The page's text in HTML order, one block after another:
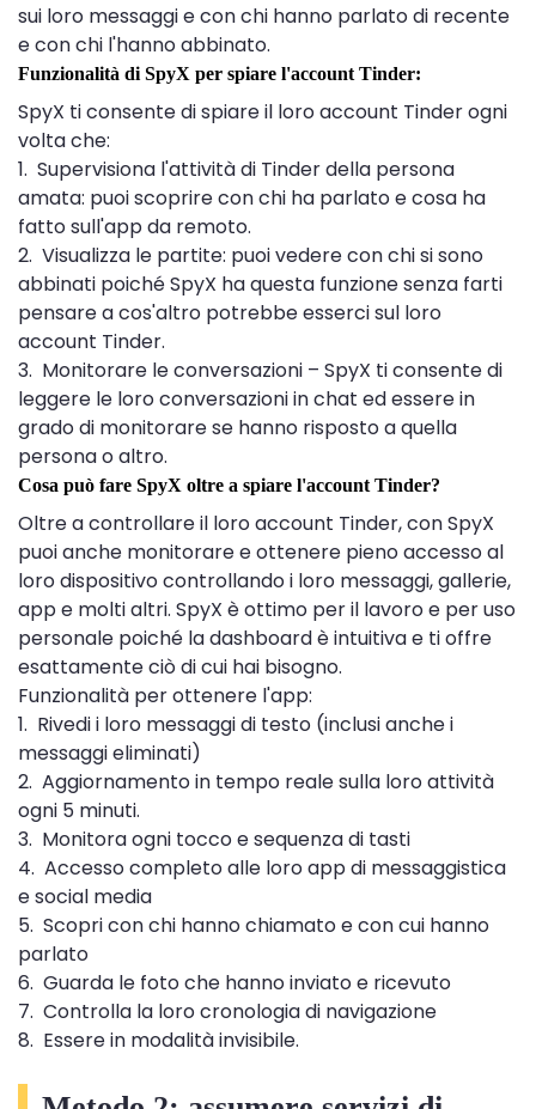
sui loro messaggi e con chi hanno parlato di recente
e con chi l'hanno abbinato.
Funzionalità di SpyX per spiare l'account Tinder:
SpyX ti consente di spiare il loro account Tinder ogni
volta che:
1. Supervisiona l'attività di Tinder della persona
amata: puoi scoprire con chi ha parlato e cosa ha
fatto sull'app da remoto.
2. Visualizza le partite: puoi vedere con chi si sono
abbinati poiché SpyX ha questa funzione senza farti
pensare a cos'altro potrebbe esserci sul loro
account Tinder.
3. Monitorare le conversazioni – SpyX ti consente di
leggere le loro conversazioni in chat ed essere in
grado di monitorare se hanno risposto a quella
persona o altro.
Cosa può fare SpyX oltre a spiare l'account Tinder?
Oltre a controllare il loro account Tinder, con SpyX
puoi anche monitorare e ottenere pieno accesso al
loro dispositivo controllando i loro messaggi, gallerie,
app e molti altri. SpyX è ottimo per il lavoro e per uso
personale poiché la dashboard è intuitiva e ti offre
esattamente ciò di cui hai bisogno.
Funzionalità per ottenere l'app:
1. Rivedi i loro messaggi di testo (inclusi anche i
messaggi eliminati)
2. Aggiornamento in tempo reale sulla loro attività
ogni 5 minuti.
3. Monitora ogni tocco e sequenza di tasti
4. Accesso completo alle loro app di messaggistica
e social media
5. Scopri con chi hanno chiamato e con cui hanno
parlato
6. Guarda le foto che hanno inviato e ricevuto
7. Controlla la loro cronologia di navigazione
8. Essere in modalità invisibile.